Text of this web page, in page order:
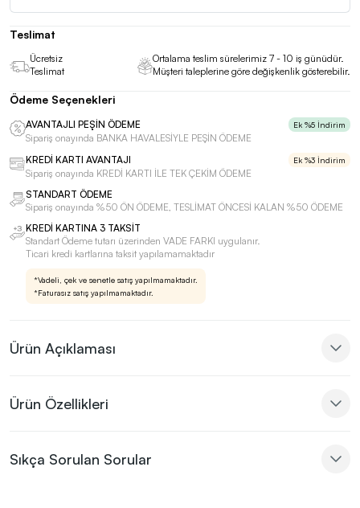
Ürün Açıklaması
Ürün Özellikleri
Sıkça Sorulan Sorular
Teslimat
Ücretsiz
Teslimat
Ortalama teslim sürelerimiz 7 - 10 iş günüdür.
Müşteri taleplerine göre değişkenlik gösterebilir.
Ödeme Seçenekleri
AVANTAJLI PEŞİN ÖDEME Ek %5 İndirim
Sipariş onayında BANKA HAVALESİYLE PEŞİN ÖDEME
KREDİ KARTI AVANTAJI
Ek %3 İndirim
Sipariş onayında KREDİ KARTI İLE TEK ÇEKİM ÖDEME
STANDART ÖDEME
Sipariş onayında %50 ÖN ÖDEME, TESLİMAT ÖNCESİ KALAN %50 ÖDEME
KREDİ KARTINA 3 TAKSİT
Standart Ödeme tutarı üzerinden VADE FARKI uygulanır.
Ticari kredi kartlarına taksit yapılamamaktadır
*Vadeli, çek ve senetle satış yapılmamaktadır.
*Faturasız satış yapılmamaktadır.